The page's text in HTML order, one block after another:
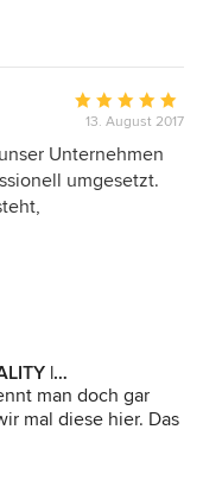
beyond Team ist
und
Bewertung:
5
von
13. August 2017
Unternehmen
umgesetzt.
Ihre
Projektierung
www.aka-
|
man doch gar
mal diese hier. Das